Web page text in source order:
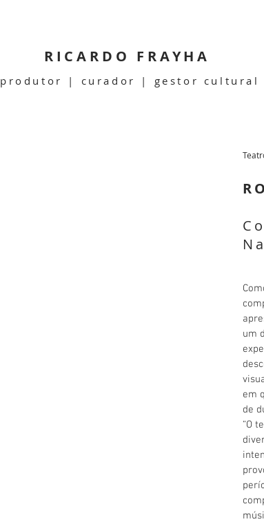
RICARDO FRAYHA
produtor | curador | gestor cultural
um
em
de
“O